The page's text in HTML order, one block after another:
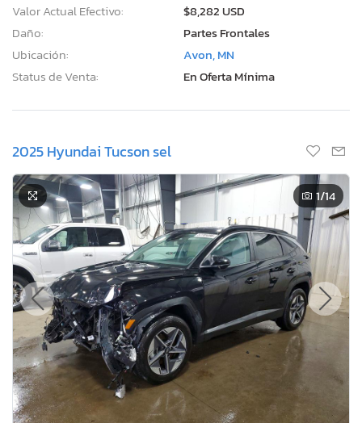
Valor Actual Efectivo:
$8,282 USD
Daño:
Partes Frontales
Ubicación:
Avon, MN
Status de Venta:
En Oferta Mínima
2025 Hyundai Tucson sel
1/14